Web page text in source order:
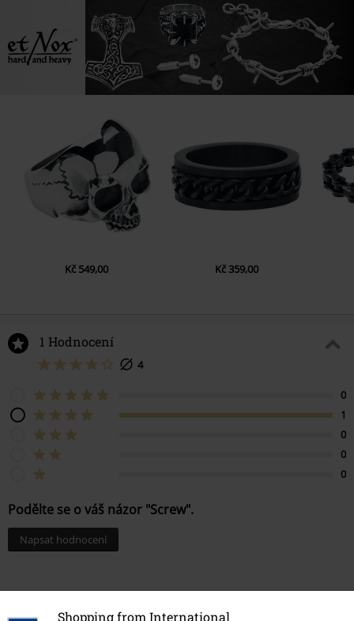
Shopping from International
Kč 549,00 Kč 359,00
1 Hodnocení
4
0
1
0
0
0
Podělte se o váš názor "Screw".
Napsat hodnocení